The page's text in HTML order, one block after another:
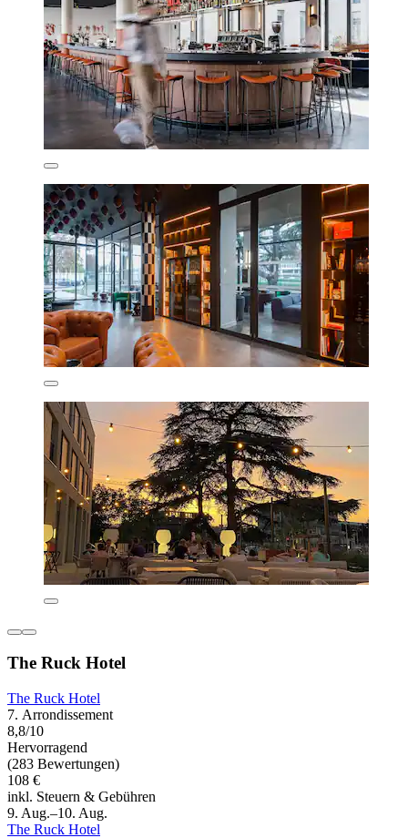
The Ruck Hotel
The Ruck Hotel
7. Arrondissement
8,8/10
Hervorragend
(283 Bewertungen)
108 €
inkl. Steuern & Gebühren
9. Aug.–10. Aug.
The Ruck Hotel